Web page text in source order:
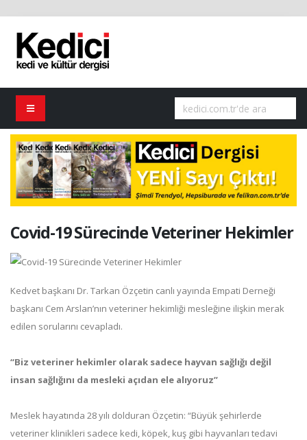
Covid-19 Sürecinde Veteriner Hekimler
Kedvet başkanı Dr. Tarkan Özçetin canlı yayında Empati Derneği
başkanı Cem Arslan’nın veteriner hekimliği mesleğine ilişkin merak
edilen sorularını cevapladı.
“Biz veteriner hekimler olarak sadece hayvan sağlığı değil
insan sağlığını da mesleki açıdan ele alıyoruz”
Meslek hayatında 28 yılı dolduran Özçetin: “Büyük şehirlerde
veteriner klinikleri sadece kedi, köpek, kuş gibi hayvanları tedavi